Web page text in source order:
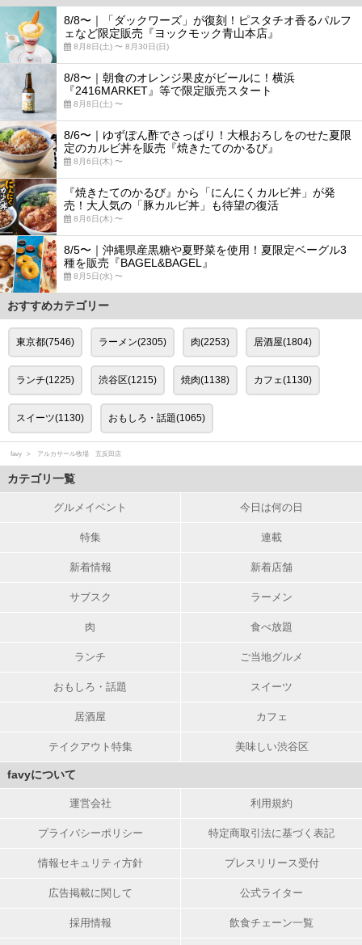
8/8〜｜「ダックワーズ」が復刻！ピスタチオ香るパルフ
ェなど限定販売『ヨックモック青山本店』
8月8日(土) 〜 8月30日(日)
8/8〜｜朝食のオレンジ果皮がビールに！横浜
『2416MARKET』等で限定販売スタート
8月8日(土) 〜
8/6〜｜ゆずぽん酢でさっぱり！大根おろしをのせた夏限
定のカルビ丼を販売『焼きたてのかるび』
8月6日(木) 〜
『焼きたてのかるび』から「にんにくカルビ丼」が発
売！大人気の「豚カルビ丼」も待望の復活
8月6日(木) 〜
8/5〜｜沖縄県産黒糖や夏野菜を使用！夏限定ベーグル3
種を販売『BAGEL&BAGEL』
8月5日(水) 〜
おすすめカテゴリー
東京都(7546) ラーメン(2305) 肉(2253) 居酒屋(1804)
ランチ(1225) 渋谷区(1215) 焼肉(1138) カフェ(1130)
スイーツ(1130) おもしろ・話題(1065)
favy アルカサール牧場 五反田店
カテゴリ一覧
グルメイベント 今日は何の日
特集 連載
新着情報 新着店舗
サブスク ラーメン
肉 食べ放題
ランチ ご当地グルメ
おもしろ・話題 スイーツ
居酒屋 カフェ
テイクアウト特集 美味しい渋谷区
favyについて
運営会社 利用規約
プライバシーポリシー 特定商取引法に基づく表記
情報セキュリティ方針 プレスリリース受付
広告掲載に関して 公式ライター
採用情報 飲食チェーン一覧